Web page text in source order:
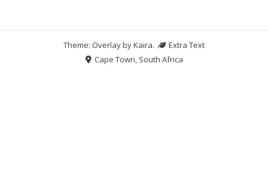
Theme: Overlay byKaira.
Extra Text
Cape Town, South Africa